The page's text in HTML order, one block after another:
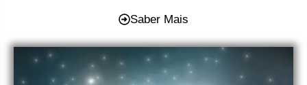
Saber Mais